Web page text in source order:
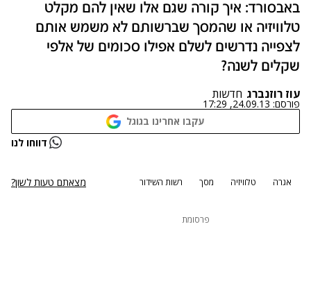
באבסורד: איך קורה שגם אלו שאין להם מקלט
טלוויזיה או שהמסך שברשותם לא משמש אותם
לצפייה נדרשים לשלם אפילו סכומים של אלפי
שקלים לשנה?
עוז רוזנברג חדשות
פורסם: 24.09.13, 17:29
עקבו אחרינו בגוגל
דווחו לנו
אגרה טלוויזיה מסך רשות השידור מצאתם טעות לשון?
פרסומת